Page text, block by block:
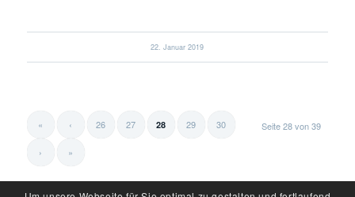
22. Januar 2019
Seite 28 von 39
« ‹ 26 27 28 29 30
› »